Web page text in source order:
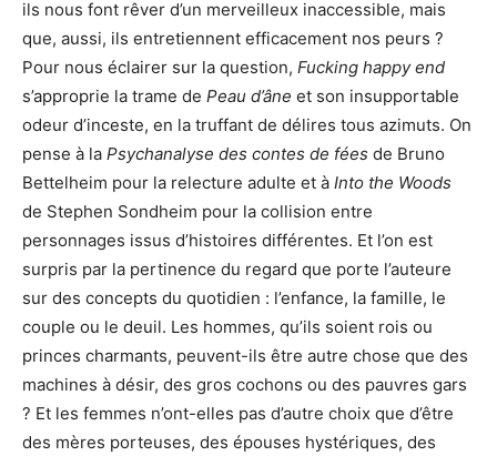
ils nous font rêver d’un merveilleux inaccessible, mais
que, aussi, ils entretiennent efficacement nos peurs ?
Pour nous éclairer sur la question, Fucking happy end
s’approprie la trame de Peau d’âne et son insupportable
odeur d’inceste, en la truffant de délires tous azimuts. On
pense à la Psychanalyse des contes de fées de Bruno
Bettelheim pour la relecture adulte et à Into the Woods
de Stephen Sondheim pour la collision entre
personnages issus d’histoires différentes. Et l’on est
surpris par la pertinence du regard que porte l’auteure
sur des concepts du quotidien : l’enfance, la famille, le
couple ou le deuil. Les hommes, qu’ils soient rois ou
princes charmants, peuvent-ils être autre chose que des
machines à désir, des gros cochons ou des pauvres gars
? Et les femmes n’ont-elles pas d’autre choix que d’être
des mères porteuses, des épouses hystériques, des